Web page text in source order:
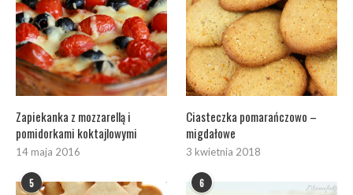
Zapiekanka z mozzarellą i
pomidorkami koktajlowymi
14 maja 2016
Ciasteczka pomarańczowo –
migdałowe
3 kwietnia 2018
5 6